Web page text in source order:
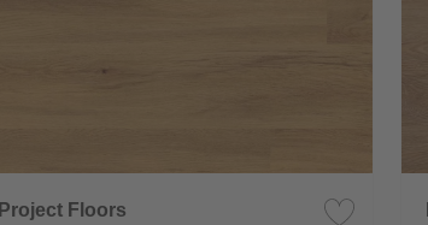
Project Floors